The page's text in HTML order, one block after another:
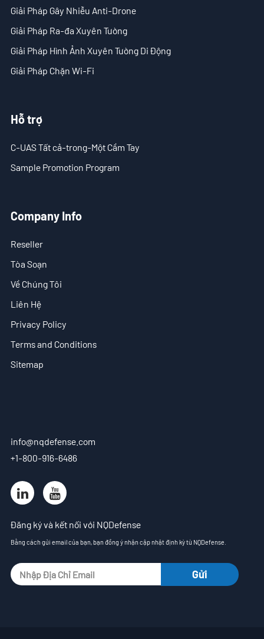
- Giải Pháp Ra-đa Xuyên Tường
- Giải Pháp Hình Ảnh Xuyên Tường Di Động
- Tin tức công ty
- Blog
- Video
- Sample Promotion Program
Về Chúng Tôi
Reseller
- ES
Giải Pháp Gây Nhiễu Anti-Drone
Giải Pháp Ra-đa Xuyên Tường
Giải Pháp Hình Ảnh Xuyên Tường Di Động
Giải Pháp Chặn Wi-Fi
Hỗ trợ
C-UAS Tất cả-trong-Một Cầm Tay
Sample Promotion Program
Company Info
Reseller
Tòa Soạn
Về Chúng Tôi
Liên Hệ
Privacy Policy
Terms and Conditions
Sitemap
info@nqdefense.com
+1-800-916-6486
Đăng ký và kết nối với NQDefense
Bằng cách gửi email của bạn, bạn đồng ý nhận cập nhật định kỳ từ NQDefense.